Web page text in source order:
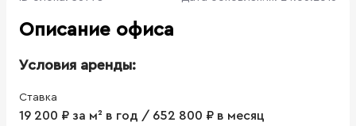
Описание офиса
Условия аренды:
Ставка
19 200 ₽ за м² в год / 652 800 ₽ в месяц